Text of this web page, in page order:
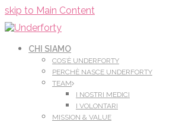
skip to Main Content
CHI SIAMO
COS’È UNDERFORTY
PERCHÈ NASCE UNDERFORTY
TEAM
I NOSTRI MEDICI
I VOLONTARI
MISSION & VALUE